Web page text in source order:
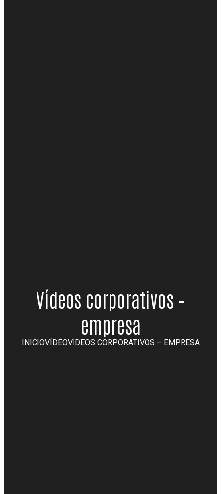
Vídeos corporativos –
empresa
INICIOVÍDEOVÍDEOS CORPORATIVOS – EMPRESA